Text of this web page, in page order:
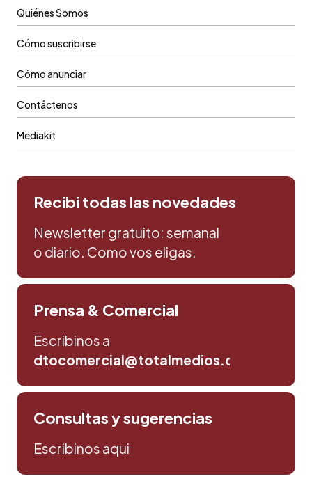
Quiénes Somos
Cómo suscribirse
Cómo anunciar
Contáctenos
Mediakit
Recibi todas las novedades
Newsletter gratuito: semanal
o diario. Como vos eligas.
Prensa & Comercial
Escribinos a
dtocomercial@totalmedios.com
Consultas y sugerencias
Escribinos aqui